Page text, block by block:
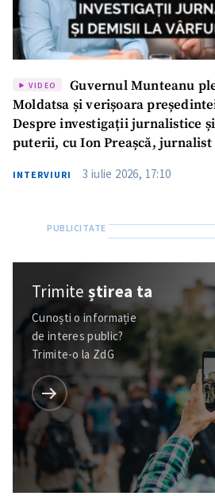
VIDEO
Guvernul Munteanu
Moldatsa și verișoara
Despre investigații jurnalistice
puterii, cu Ion Preașcă, jurnalist
INTERVIURI 3 iulie 2026, 17:10
Trimiteștirea ta
Cunoști o informație
de interes public?
Trimite-o la ZdG